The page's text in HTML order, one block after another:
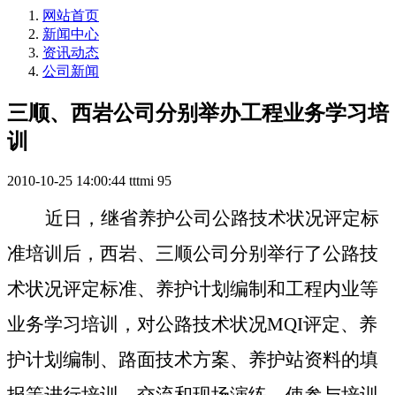
网站首页
新闻中心
资讯动态
公司新闻
三顺、西岩公司分别举办工程业务学习培
训
2010-10-25 14:00:44 tttmi 95
近日，继省养护公司公路技术状况评定标
准培训后，西岩、三顺公司分别举行了公路技
术状况评定标准、养护计划编制和工程内业等
业务学习培训，对公路技术状况MQI评定、养
护计划编制、路面技术方案、养护站资料的填